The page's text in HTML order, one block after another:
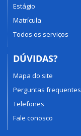
Estágio
Matrícula
Todos os serviços
DÚVIDAS?
Mapa do site
Perguntas frequentes
Telefones
Fale conosco